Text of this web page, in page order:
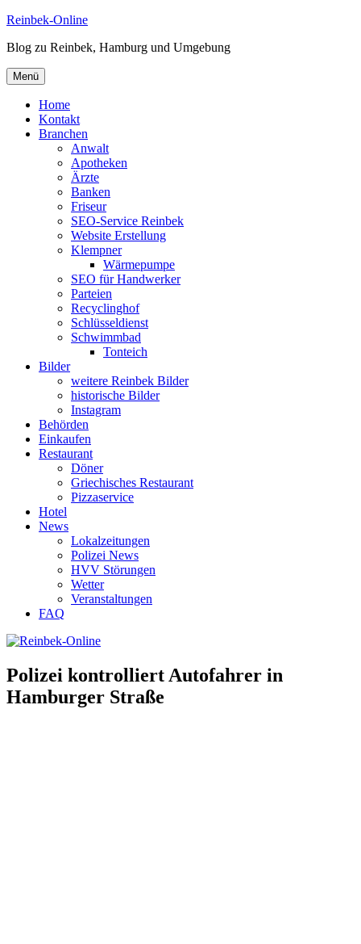
Zum
springen
Reinbek-Online
Blog zu Reinbek, Hamburg und Umgebung
Menü
Home
Kontakt
Branchen
Anwalt
Apotheken
Ärzte
Banken
Friseur
SEO-Service Reinbek
Website Erstellung
Klempner
Wärmepumpe
SEO für Handwerker
Parteien
Recyclinghof
Schlüsseldienst
Schwimmbad
Tonteich
Bilder
weitere Reinbek Bilder
historische Bilder
Instagram
Behörden
Einkaufen
Restaurant
Döner
Griechisches Restaurant
Pizzaservice
Hotel
News
Lokalzeitungen
Polizei News
HVV Störungen
Wetter
Veranstaltungen
FAQ
Polizei kontrolliert Autofahrer in
Hamburger Straße